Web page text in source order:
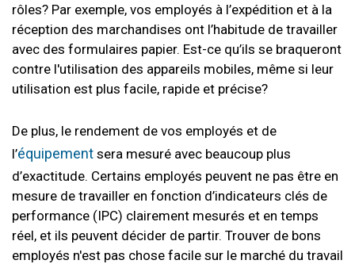
rôles? Par exemple, vos employés à l’expédition et à la
réception des marchandises ont l’habitude de travailler
avec des formulaires papier. Est-ce qu’ils se braqueront
contre l'utilisation des appareils mobiles, même si leur
utilisation est plus facile, rapide et précise?
De plus, le rendement de vos employés et de
l’équipement sera mesuré avec beaucoup plus
d’exactitude. Certains employés peuvent ne pas être en
mesure de travailler en fonction d’indicateurs clés de
performance (IPC) clairement mesurés et en temps
réel, et ils peuvent décider de partir. Trouver de bons
employés n'est pas chose facile sur le marché du travail